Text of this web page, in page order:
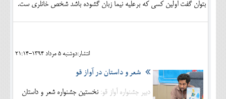
بتوان گفت اولین کسی که برعلیه نیما زبان گشوده باشد شخص خانلری ست.
انتشار:دوشنبه 5 مرداد 1394-21:14
شعر و داستان در آواز قو
دبیر جشنواره آواز قو: نخستین جشنواره شعر و داستان